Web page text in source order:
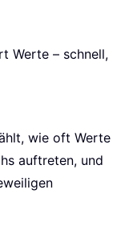
Werte – schnell,
wie oft Werte
auftreten, und